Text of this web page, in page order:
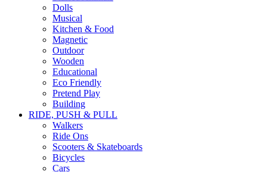
Dolls
Musical
Kitchen & Food
Magnetic
Outdoor
Wooden
Educational
Eco Friendly
Pretend Play
Building
RIDE, PUSH & PULL
Walkers
Ride Ons
Scooters & Skateboards
Bicycles
Cars